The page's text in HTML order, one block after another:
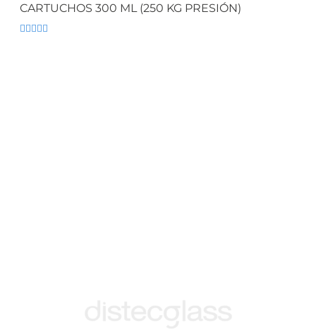
CARTUCHOS 300 ML (250 KG PRESIÓN)